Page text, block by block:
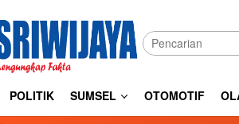
POLITIK SUMSEL OTOMOTIF